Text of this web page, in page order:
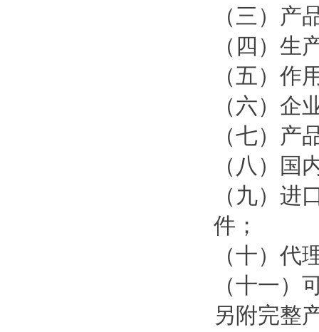
（三）产
（四）生
（五）作
（六）企
（七）产
（八）国
（九）
件；
（十）代
（十一）
另附完整